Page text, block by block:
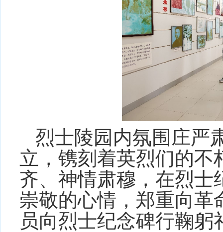
烈士陵园内氛围庄严
立，镌刻着英烈们的不
齐、神情肃穆，在烈士
崇敬的心情，郑重向革
员向烈士纪念碑行鞠